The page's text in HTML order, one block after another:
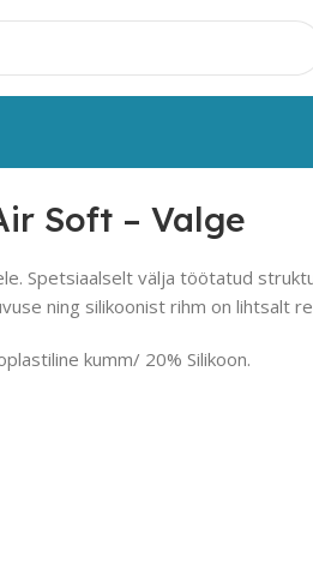
Soft – Valge
Spetsiaalselt välja töötatud
ning silikoonist rihm on lihtsalt
kumm/ 20% Silikoon.